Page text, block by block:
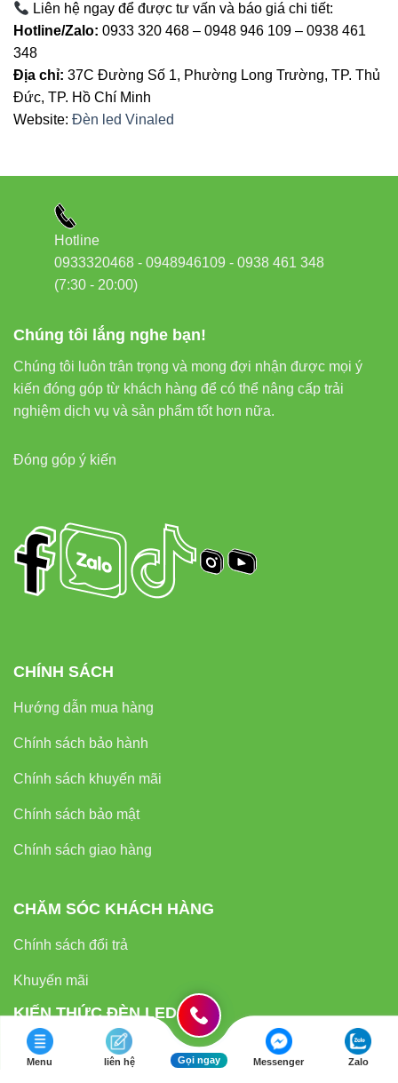
Liên hệ ngay để được tư vấn và báo giá chi tiết:
Hotline/Zalo: 0933 320 468 – 0948 946 109 – 0938 461
348
Địa chỉ: 37C Đường Số 1, Phường Long Trường, TP. Thủ
Đức, TP. Hồ Chí Minh
Website: Đèn led Vinaled
Chúng tôi lắng nghe bạn!
Chúng tôi luôn trân trọng và mong đợi nhận được mọi ý
kiến đóng góp từ khách hàng để có thể nâng cấp trải
nghiệm dịch vụ và sản phẩm tốt hơn nữa.
Đóng góp ý kiến
Hotline
0933320468 - 0948946109 - 0938 461 348
(7:30 - 20:00)
CHÍNH SÁCH
Hướng dẫn mua hàng
Chính sách bảo hành
Chính sách khuyến mãi
Chính sách bảo mật
Chính sách giao hàng
CHĂM SÓC KHÁCH HÀNG
Chính sách đổi trả
Khuyến mãi
KIẾN THỨC ĐÈN LED
Blog
Menu liên hệ Gọi ngay Messenger Zalo